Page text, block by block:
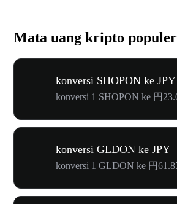
Mata uang kripto
konversi SHOPON ke JPY
konversi 1 SHOPON ke 円
konversi GLDON ke JPY
konversi 1 GLDON ke 円